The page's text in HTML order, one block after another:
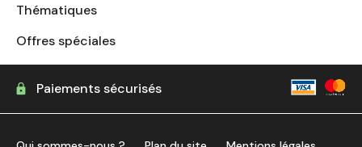
Thématiques
Offres spéciales
Paiements sécurisés